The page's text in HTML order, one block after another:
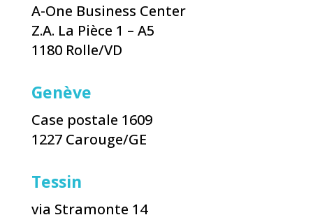
A-One Business Center
Z.A. La Pièce 1 – A5
1180 Rolle/VD
Genève
Case postale 1609
1227 Carouge/GE
Tessin
via Stramonte 14